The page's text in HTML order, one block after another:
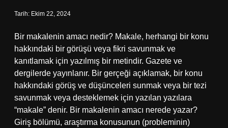
Tarih: Ekim 22, 2024
Bir makalenin amacı nedir? Makale, herhangi bir konu
hakkındaki bir görüşü veya fikri savunmak ve
kanıtlamak için yazılmış bir metindir. Gazete ve
dergilerde yayınlanır. Bir gerçeği açıklamak, bir konu
hakkındaki görüş ve düşünceleri sunmak veya bir tezi
savunmak veya desteklemek için yazılan yazılara
“makale” denir. Bir makalenin amacı nerede yazar?
Giriş bölümü, araştırma konusunun (probleminin)